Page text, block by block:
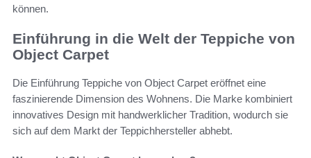
können.
Einführung in die Welt der Teppiche von
Object Carpet
Die Einführung Teppiche von Object Carpet eröffnet eine
faszinierende Dimension des Wohnens. Die Marke kombiniert
innovatives Design mit handwerklicher Tradition, wodurch sie
sich auf dem Markt der Teppichhersteller abhebt.